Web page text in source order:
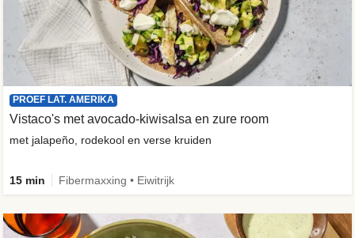
PROEF LAT. AMERIKA
Vistaco's met avocado-kiwisalsa en zure room
met jalapeño, rodekool en verse kruiden
15 min Fibermaxxing • Eiwitrijk